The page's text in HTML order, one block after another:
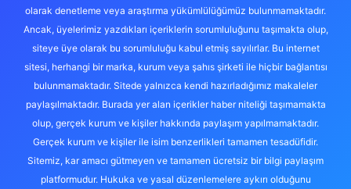
olarak denetleme veya araştırma yükümlülüğümüz bulunmamaktadır.
Ancak, üyelerimiz yazdıkları içeriklerin sorumluluğunu taşımakta olup,
siteye üye olarak bu sorumluluğu kabul etmiş sayılırlar. Bu internet
sitesi, herhangi bir marka, kurum veya şahıs şirketi ile hiçbir bağlantısı
bulunmamaktadır. Sitede yalnızca kendi hazırladığımız makaleler
paylaşılmaktadır. Burada yer alan içerikler haber niteliği taşımamakta
olup, gerçek kurum ve kişiler hakkında paylaşım yapılmamaktadır.
Gerçek kurum ve kişiler ile isim benzerlikleri tamamen tesadüfidir.
Sitemiz, kar amacı gütmeyen ve tamamen ücretsiz bir bilgi paylaşım
platformudur. Hukuka ve yasal düzenlemelere aykırı olduğunu